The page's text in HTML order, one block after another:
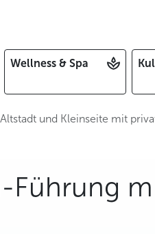
Wellness & Spa
und Kleinseite mit
Führung